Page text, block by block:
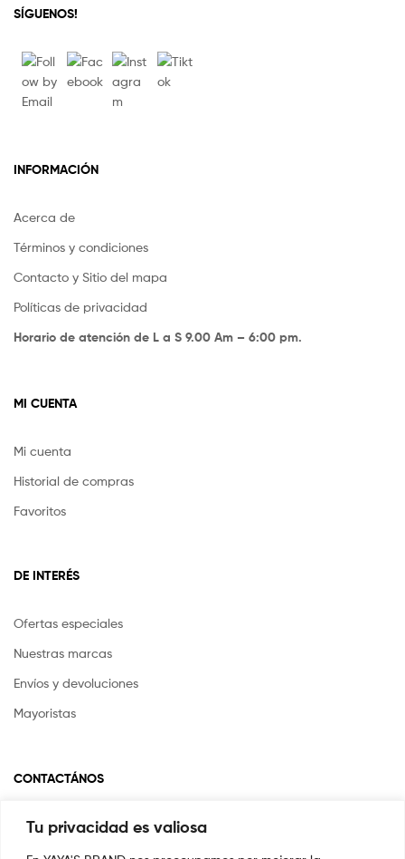
Tu privacidad es valiosa
SÍGUENOS!
INFORMACIÓN
Acerca de
Términos y condiciones
Contacto y Sitio del mapa
Políticas de privacidad
Horario de atención de L a S 9.00 Am – 6:00 pm.
MI CUENTA
Mi cuenta
Historial de compras
Favoritos
DE INTERÉS
Ofertas especiales
Nuestras marcas
Envíos y devoluciones
Mayoristas
CONTACTÁNOS
Si tienes alguna pregunta o inquietud escríbenos a